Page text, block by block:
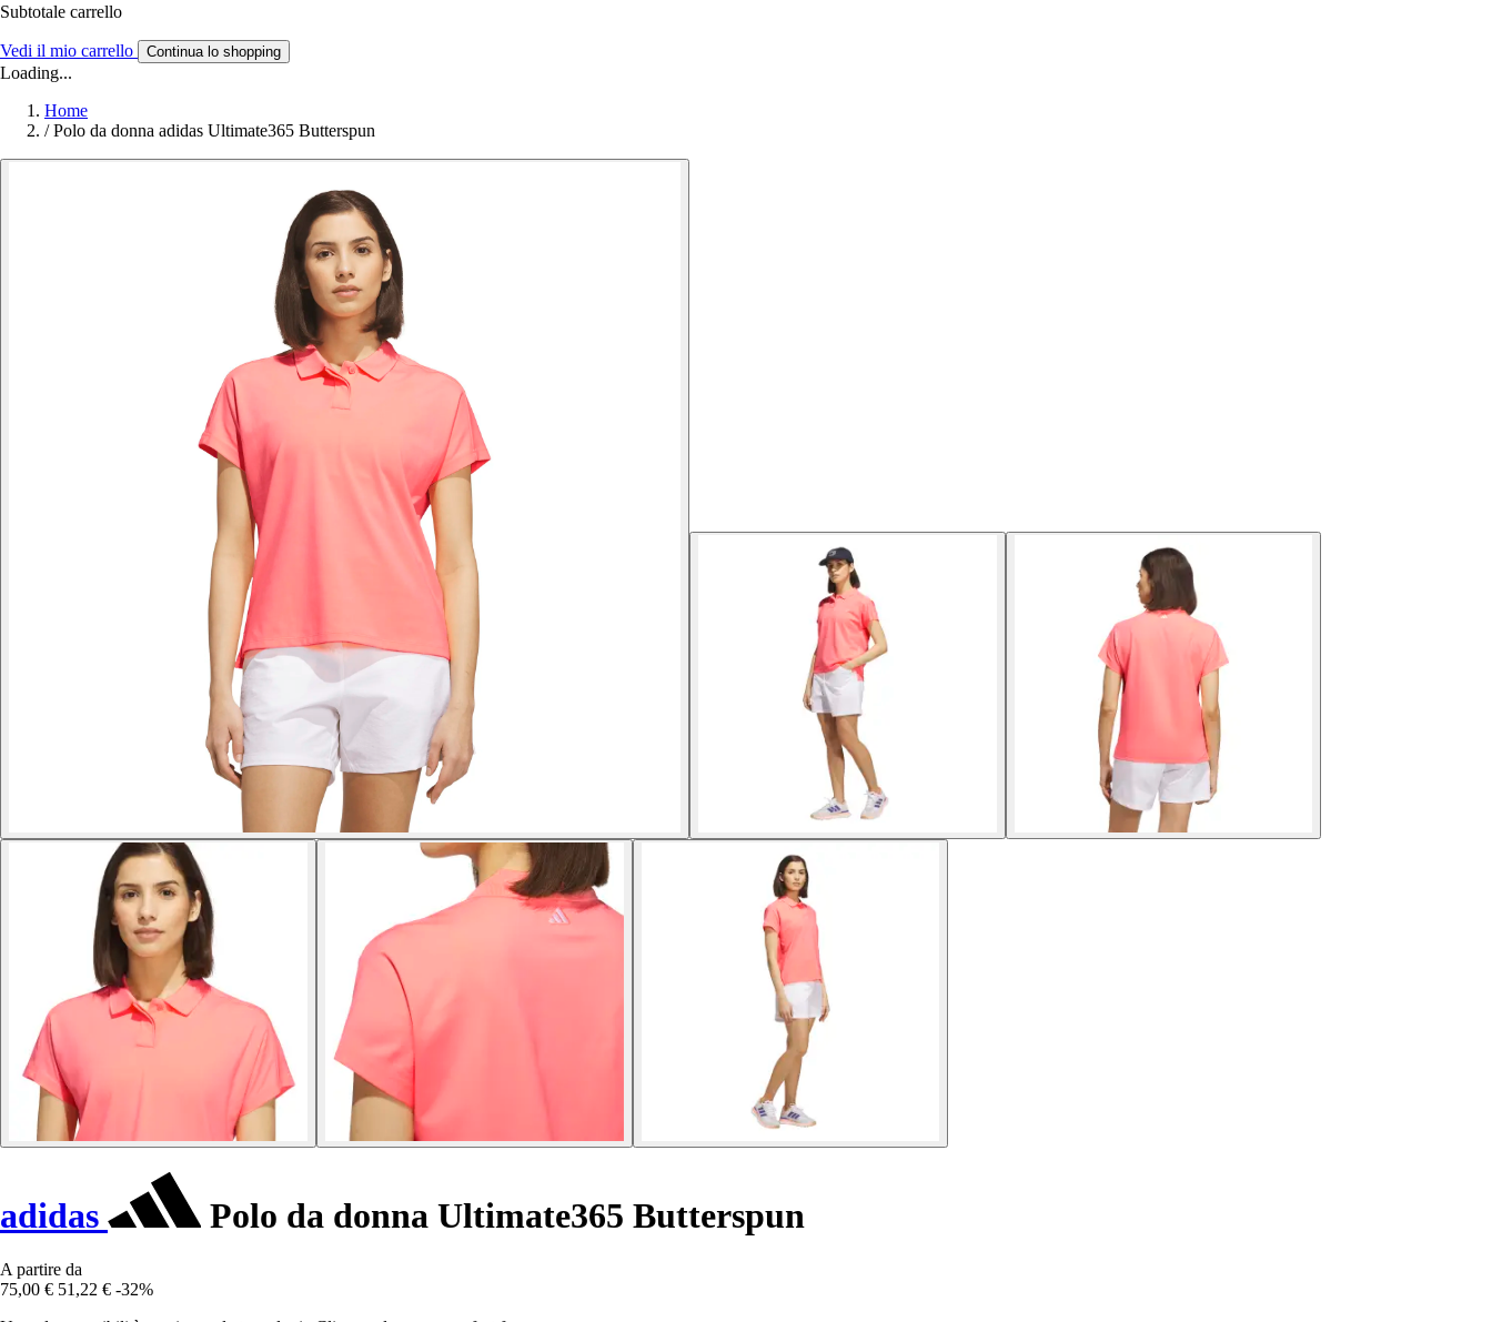
Subtotale carrello
Vedi il mio carrello Continua lo shopping
Loading...
Home
/ Polo da donna adidas Ultimate365 Butterspun
adidas Polo da donna Ultimate365 Butterspun
A partire da
75,00 € 51,22 € -32%